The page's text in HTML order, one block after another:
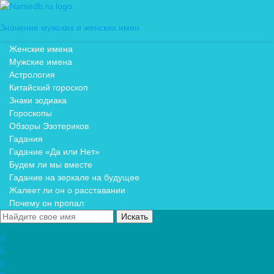
Значение мужских и женских имен
Женские имена
Мужские имена
Астрология
Китайский гороскоп
Знаки зодиака
Гороскопы
Обзоры Эзотериков
Гадания
Гадание «Да или Нет»
Будем ли мы вместе
Гадание на зеркале на будущее
Жалеет ли он о расставании
Почему он пропал
А
Б
В